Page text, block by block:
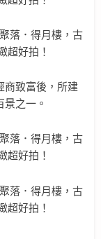
商致富後，所建
之一。